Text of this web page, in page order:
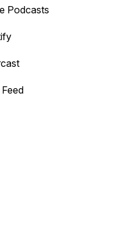
or backward.
Podcasts